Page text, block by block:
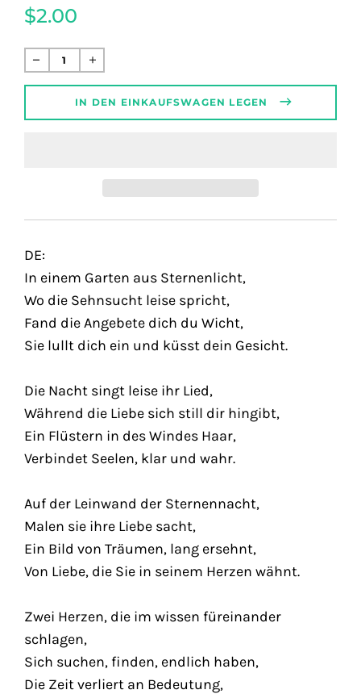
$2.00
Normaler
Preis
IN DEN EINKAUFSWAGEN LEGEN
DE:
In einem Garten aus Sternenlicht,
Wo die Sehnsucht leise spricht,
Fand die Angebete dich du Wicht,
Sie lullt dich ein und küsst dein Gesicht.
Die Nacht singt leise ihr Lied,
Während die Liebe sich still dir hingibt,
Ein Flüstern in des Windes Haar,
Verbindet Seelen, klar und wahr.
Auf der Leinwand der Sternennacht,
Malen sie ihre Liebe sacht,
Ein Bild von Träumen, lang ersehnt,
Von Liebe, die Sie in seinem Herzen wähnt.
Zwei Herzen, die im wissen füreinander
schlagen,
Sich suchen, finden, endlich haben,
Die Zeit verliert an Bedeutung,